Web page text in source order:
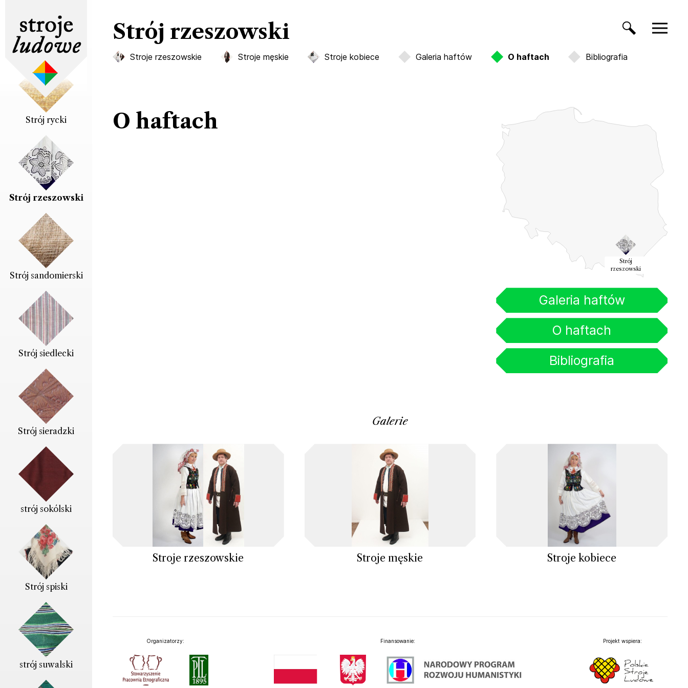
Strój rybnicki
Strój rycki
Strój rzeszowski
Strój sandomierski
Strój siedlecki
Strój sieradzki
strój sokólski
Strój spiski
strój suwalski
Strój rzeszowski
Stroje rzeszowskie Stroje męskie Stroje kobiece Galeria haftów O haftach Bibliografia
O haftach
Strój
rzeszowski
Galeria haftów
O haftach
Bibliografia
Galerie
Stroje rzeszowskie Stroje męskie Stroje kobiece
Organizatorzy: Finansowanie: Projekt wspiera: